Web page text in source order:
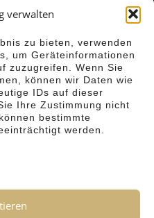
verwalten
zu bieten, verwenden
um Geräteinformationen
zuzugreifen. Wenn Sie
können wir Daten wie
IDs auf dieser
Ihre Zustimmung nicht
bestimmte
werden.
eingetragene Marke der
Dartmann-Quintelier und